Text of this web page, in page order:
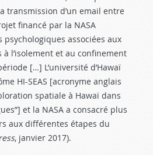
transmission d’un email entre
financé par la NASA
associées aux
l’isolement et au confinement
[…] L’université d’Hawaï
HI-SEAS [acronyme anglais
spatiale à Hawaï dans
et la NASA a consacré plus
aux différentes étapes du
, janvier 2017).